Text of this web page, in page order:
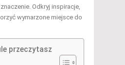
Odkryj inspiracje,
wymarzone miejsce do
przeczytasz